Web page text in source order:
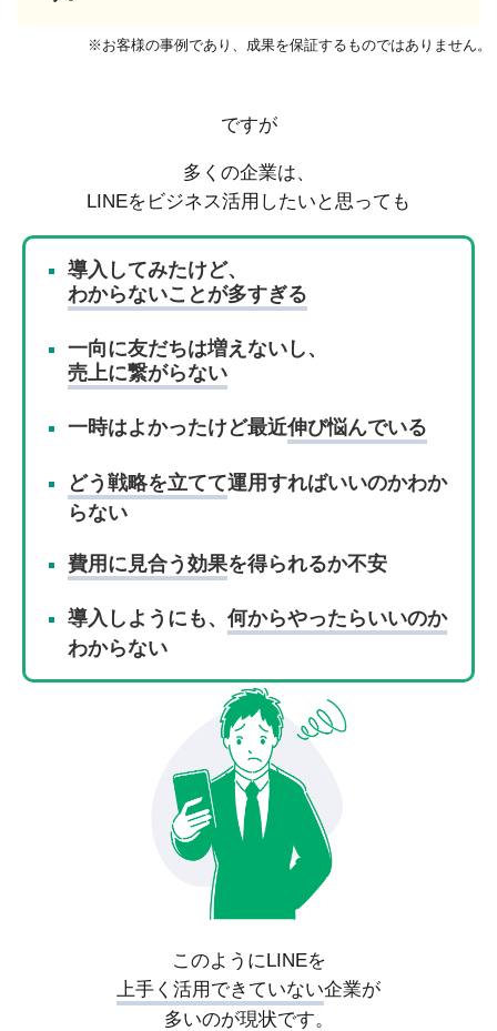
※お客様の事例であり、成果を保証するものではありません。
ですが
多くの企業は、
LINEをビジネス活用したいと思っても
導入してみたけど、
わからないことが多すぎる
一向に友だちは増えないし、
売上に繋がらない
一時はよかったけど最近伸び悩んでいる
どう戦略を立てて運用すればいいのかわか
らない
費用に見合う効果を得られるか不安
導入しようにも、何からやったらいいのか
わからない
このようにLINEを
上手く活用できていない企業が
多いのが現状です。